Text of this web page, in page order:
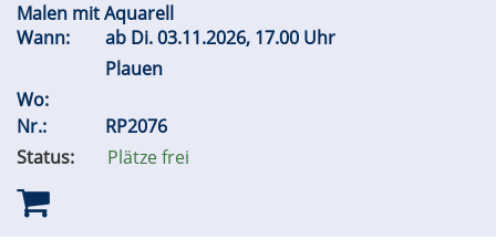
Malen mit Aquarell
Wann:
ab Di.03.11.2026, 17.00 Uhr
Plauen
Wo:
Nr.:
RP2076
Status:
Plätze frei